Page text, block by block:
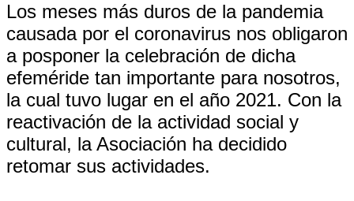
Los meses más duros de la pandemia
causada por el coronavirus nos obligaron
a posponer la celebración de dicha
efeméride tan importante para nosotros,
la cual tuvo lugar en el año 2021. Con la
reactivación de la actividad social y
cultural, la Asociación ha decidido
retomar sus actividades.